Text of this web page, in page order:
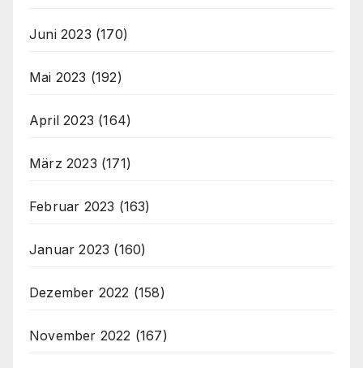
Juni 2023 (170)
Mai 2023 (192)
April 2023 (164)
März 2023 (171)
Februar 2023 (163)
Januar 2023 (160)
Dezember 2022 (158)
November 2022 (167)